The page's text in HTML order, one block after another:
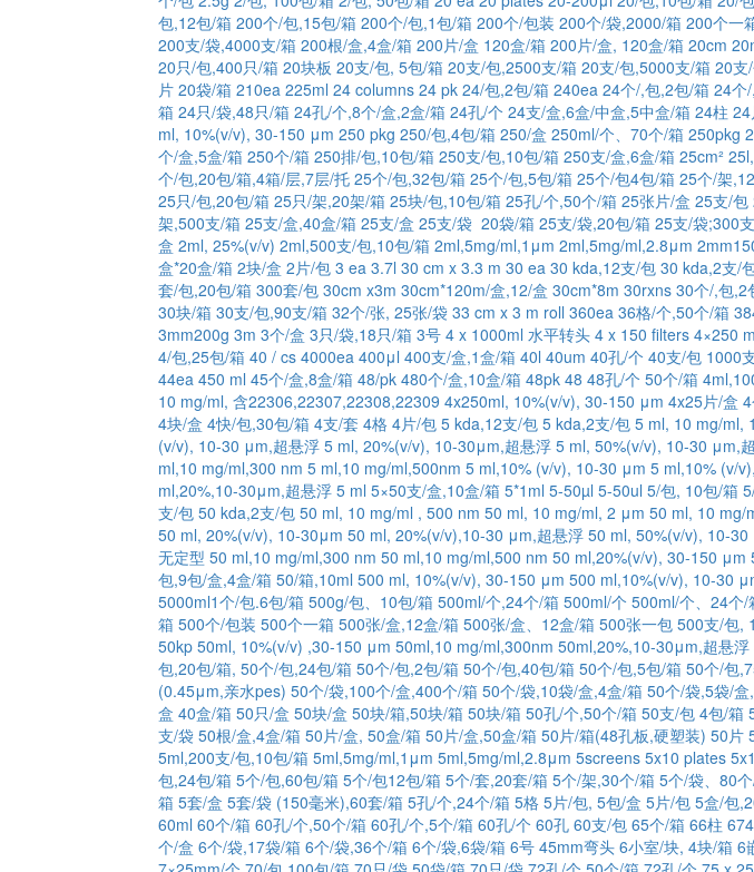
包,12包/箱 200个/包,15包/箱 200个/包,1包/箱 200个/包装 200个/袋,2000/箱 200个一
200支/袋,4000支/箱 200根/盒,4盒/箱 200片/盒 120盒/箱 200片/盒, 120盒/箱 20cm
20只/包,400只/箱 20块板 20支/包, 5包/箱 20支/包,2500支/箱 20支/包,5000支/箱 20支
片 20袋/箱 210ea 225ml 24 columns 24 pk 24/包,2包/箱 240ea 24个/,包,2包/箱 24个
箱 24只/袋,48只/箱 24孔/个,8个/盒,2盒/箱 24孔/个 24支/盒,6盒/中盒,5中盒/箱 24柱
ml, 10%(v/v), 30-150 μm 250 pkg 250/包,4包/箱 250/盒 250ml/个、70个/箱 250pkg
个/盒,5盒/箱 250个/箱 250排/包,10包/箱 250支/包,10包/箱 250支/盒,6盒/箱 25cm²
个/包,20包/箱,4箱/层,7层/托 25个/包,32包/箱 25个/包,5包/箱 25个/包4包/箱 25个/架
25只/包,20包/箱 25只/架,20架/箱 25块/包,10包/箱 25孔/个,50个/箱 25张片/盒 25支/包
架,500支/箱 25支/盒,40盒/箱 25支/盒 25支/袋 20袋/箱 25支/袋,20包/箱 25支/袋;300
盒 2ml, 25%(v/v) 2ml,500支/包,10包/箱 2ml,5mg/ml,1μm 2ml,5mg/ml,2.8μm
盒*20盒/箱 2块/盒 2片/包 3 ea 3.7l 30 cm x 3.3 m 30 ea 30 kda,12支/包 30 kda,2支/
套/包,20包/箱 300套/包 30cm x3m 30cm*120m/盒,12/盒 30cm*8m 30rxns 30个/,包,2
30块/箱 30支/包,90支/箱 32个/张, 25张/袋 33 cm x 3 m roll 360ea 36格/个,50个/箱
3mm200g 3m 3个/盒 3只/袋,18只/箱 3号 4 x 1000ml 水平转头 4 x 150 filters 4×250
4/包,25包/箱 40 / cs 4000ea 400μl 400支/盒,1盒/箱 40l 40um 40孔/个 40支/包 1000
44ea 450 ml 45个/盒,8盒/箱 48/pk 480个/盒,10盒/箱 48pk 48 48孔/个 50个/箱
10 mg/ml, 含22306,22307,22308,22309 4x250ml, 10%(v/v), 30-150 μm 4x25片/盒
4块/盒 4快/包,30包/箱 4支/套 4格 4片/包 5 kda,12支/包 5 kda,2支/包 5 ml, 10 mg/ml,
(v/v), 10-30 μm,超悬浮 5 ml, 20%(v/v), 10-30μm,超悬浮 5 ml, 50%(v/v), 10-30 μm,
ml,10 mg/ml,300 nm 5 ml,10 mg/ml,500nm 5 ml,10% (v/v), 10-30 μm 5 ml,10% (v/
ml,20%,10-30μm,超悬浮 5 ml 5×50支/盒,10盒/箱 5*1ml 5-50µl 5-50ul 5/包, 10包/箱
支/包 50 kda,2支/包 50 ml, 10 mg/ml , 500 nm 50 ml, 10 mg/ml, 2 μm 50 ml, 10 mg/
50 ml, 20%(v/v), 10-30μm 50 ml, 20%(v/v),10-30 μm,超悬浮 50 ml, 50%(v/v), 10-
无定型 50 ml,10 mg/ml,300 nm 50 ml,10 mg/ml,500 nm 50 ml,20%(v/v), 30-150 μm
包,9包/盒,4盒/箱 50/箱,10ml 500 ml, 10%(v/v), 30-150 μm 500 ml,10%(v/v), 10-30
5000ml1个/包.6包/箱 500g/包、10包/箱 500ml/个,24个/箱 500ml/个 500ml/个、24个/
箱 500个/包装 500个一箱 500张/盒,12盒/箱 500张/盒、12盒/箱 500张一包 500支/包,
50kp 50ml, 10%(v/v) ,30-150 μm 50ml,10 mg/ml,300nm 50ml,20%,10-30μm,超悬浮
包,20包/箱, 50个/包,24包/箱 50个/包,2包/箱 50个/包,40包/箱 50个/包,5包/箱 50个/包
(0.45μm,亲水pes) 50个/袋,100个/盒,400个/箱 50个/袋,10袋/盒,4盒/箱 50个/袋,5袋/
盒 40盒/箱 50只/盒 50块/盒 50块/箱,50块/箱 50块/箱 50孔/个,50个/箱 50支/包 4包/箱
支/袋 50根/盒,4盒/箱 50片/盒, 50盒/箱 50片/盒,50盒/箱 50片/箱(48孔板,硬塑装) 50片
5ml,200支/包,10包/箱 5ml,5mg/ml,1μm 5ml,5mg/ml,2.8μm 5screens 5x10 plates
包,24包/箱 5个/包,60包/箱 5个/包12包/箱 5个/套,20套/箱 5个/架,30个/箱 5个/袋、80
箱 5套/盒 5套/袋 (150毫米),60套/箱 5孔/个,24个/箱 5格 5片/包, 5包/盒 5片/包 5盒/包
60ml 60个/箱 60孔/个,50个/箱 60孔/个,5个/箱 60孔/个 60孔 60支/包 65个/箱 66柱
个/盒 6个/袋,17袋/箱 6个/袋,36个/箱 6个/袋,6袋/箱 6号 45mm弯头 6小室/块, 4块/箱 6